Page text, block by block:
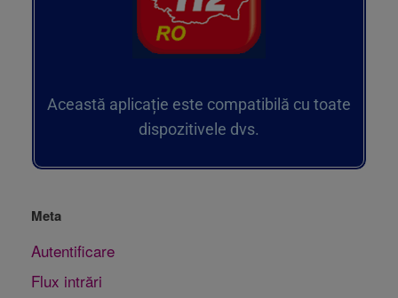
Această aplicație este compatibilă cu toate
dispozitivele dvs.
Meta
Autentificare
Flux intrări